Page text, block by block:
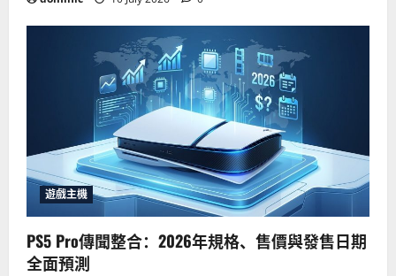
遊戲主機
PS5 Pro傳聞整合：2026年規格、售價與發售日期
全面預測